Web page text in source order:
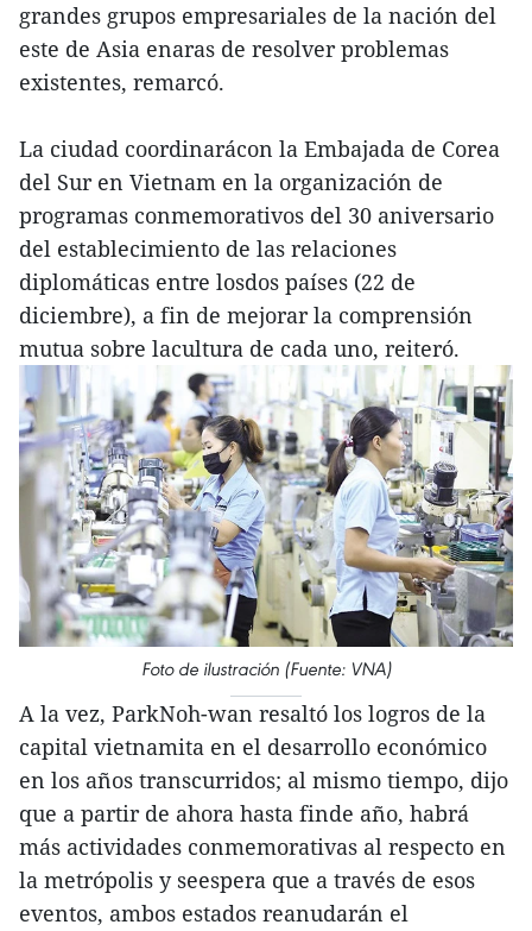
grandes grupos empresariales de la nación del
este de Asia enaras de resolver problemas
existentes, remarcó.
La ciudad coordinarácon la Embajada de Corea
del Sur en Vietnam en la organización de
programas conmemorativos del 30 aniversario
del establecimiento de las relaciones
diplomáticas entre losdos países (22 de
diciembre), a fin de mejorar la comprensión
mutua sobre lacultura de cada uno, reiteró.
Foto de ilustración (Fuente: VNA)
A la vez, ParkNoh-wan resaltó los logros de la
capital vietnamita en el desarrollo económico
en los años transcurridos; al mismo tiempo, dijo
que a partir de ahora hasta finde año, habrá
más actividades conmemorativas al respecto en
la metrópolis y seespera que a través de esos
eventos, ambos estados reanudarán el